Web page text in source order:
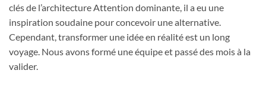
clés de l’architecture Attention dominante, il a eu une
inspiration soudaine pour concevoir une alternative.
Cependant, transformer une idée en réalité est un long
voyage. Nous avons formé une équipe et passé des mois à la
valider.